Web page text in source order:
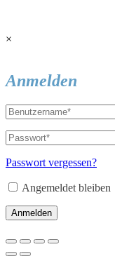
×
Anmelden
Passwort vergessen?
Angemeldet bleiben
Anmelden